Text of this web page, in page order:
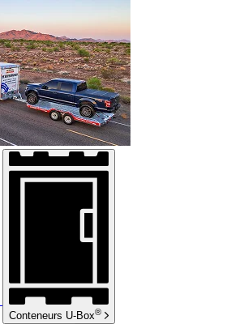
Conteneurs U-Box®